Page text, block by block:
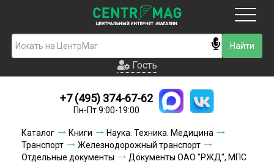
Гость
Новинки
Условия доставки
Условия оплаты
Гость
+7 (495) 374-67-62
Пн-Пт 9:00-19:00
Каталог Книги
Наука. Техника. Медицина
Транспорт
Железнодорожный транспорт
Отдельные документы
Документы ОАО "РЖД", МПС